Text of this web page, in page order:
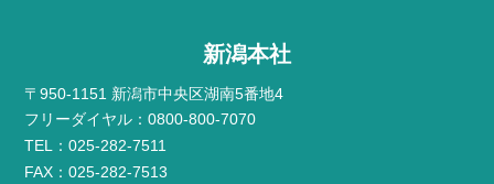
新潟本社
〒950-1151 新潟市中央区湖南5番地4
フリーダイヤル：0800-800-7070
TEL：025-282-7511
FAX：025-282-7513